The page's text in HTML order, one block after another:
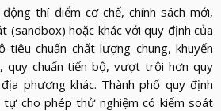
thí điểm cơ chế, chính sách mới,
(sandbox) hoặc khác với quy định của
tiêu chuẩn chất lượng chung, khuyến
quy chuẩn tiến bộ, vượt trội hơn quy
phương khác. Thành phố quy định
tự cho phép thử nghiệm có kiểm soát